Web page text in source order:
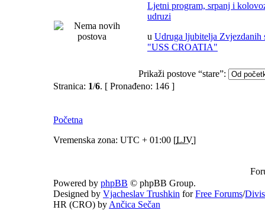
Ljetni program, srpanj i
udruzi
u Udruga ljubitelja Zvjezdanih
"USS CROATIA"
Prikaži postove “stare”:
Stranica: 1/6. [ Pronađeno: 146 ]
Početna
Vremenska zona: UTC + 01:00 [LJV]
Powered by phpBB © phpBB Group.
Designed by Vjacheslav Trushkin forFree Forums/
HR (CRO) by Ančica Sečan